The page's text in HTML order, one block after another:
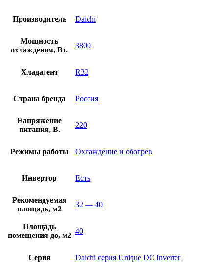
Производитель Daichi
Мощность
охлаждения, Вт.
3800
Хладагент R32
Страна бренда Россия
Напряжение
питания, В.
220
Режимы работы Охлаждение и обогрев
Инвертор Есть
Рекомендуемая
площадь, м2
32 — 40
Площадь
помещения до, м2
40
Серия Daichi серия Unique DC Inverter